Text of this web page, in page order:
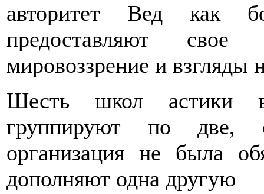
авторитет Вед как
предоставляют свое
мировоззрение и
Шесть школ астики
группируют по две,
организация не была
дополняют одна другую